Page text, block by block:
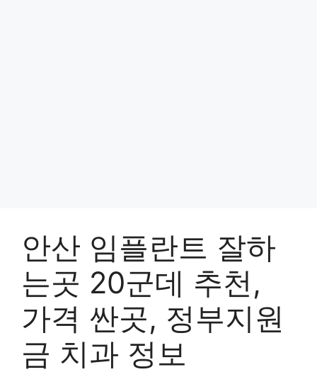
안산 임플란트 잘하
는곳 20군데 추천,
가격 싼곳, 정부지원
금 치과 정보